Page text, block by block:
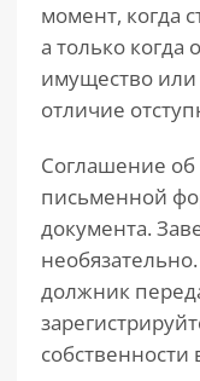
момент, когда
а только когда
имущество
отличие
Соглашение об
письменной
документа.
должник
собственности